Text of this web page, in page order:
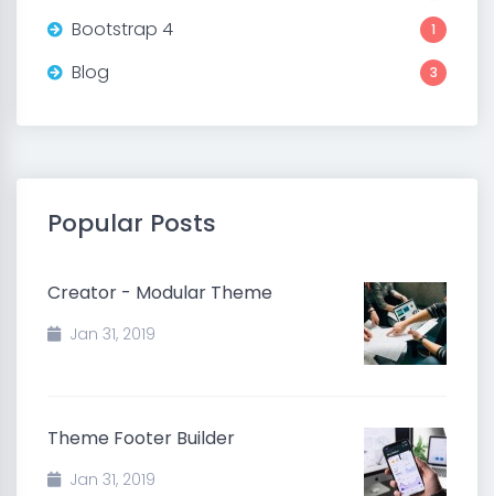
Bootstrap 4 1
Blog 3
Popular Posts
Creator - Modular Theme
Jan 31, 2019
Theme Footer Builder
Jan 31, 2019